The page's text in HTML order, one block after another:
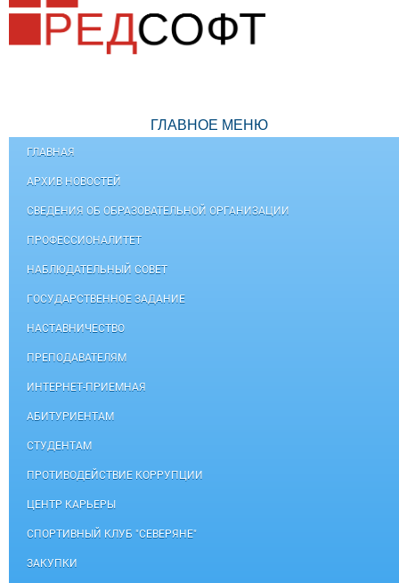
ГЛАВНОЕ МЕНЮ
ГЛАВНАЯ
АРХИВ НОВОСТЕЙ
СВЕДЕНИЯ ОБ ОБРАЗОВАТЕЛЬНОЙ ОРГАНИЗАЦИИ
ПРОФЕССИОНАЛИТЕТ
НАБЛЮДАТЕЛЬНЫЙ СОВЕТ
ГОСУДАРСТВЕННОЕ ЗАДАНИЕ
НАСТАВНИЧЕСТВО
ПРЕПОДАВАТЕЛЯМ
ИНТЕРНЕТ-ПРИЕМНАЯ
АБИТУРИЕНТАМ
СТУДЕНТАМ
ПРОТИВОДЕЙСТВИЕ КОРРУПЦИИ
ЦЕНТР КАРЬЕРЫ
СПОРТИВНЫЙ КЛУБ "СЕВЕРЯНЕ"
ЗАКУПКИ